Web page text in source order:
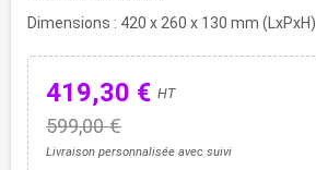
Dimensions : 420 x 260 x 130 mm (LxPxH)
419,30 € HT
599,00 €
Livraison personnalisée avec suivi